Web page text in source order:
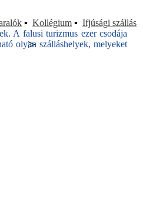
>
▪ Kollégium ▪ Ifjúsági szállás
A falusi turizmus ezer csodája
olyan szálláshelyek, melyeket